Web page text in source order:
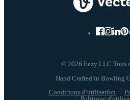
© 2026 Eezy LLC Tous
Conditions d’utilisation